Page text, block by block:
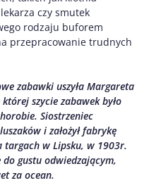
czy smutek
rodzaju buforem
przepracowanie trudnych
zabawki uszyła Margareta
szycie zabawek było
Siostrzeniec
i założył fabrykę
targach w Lipsku, w 1903r.
do gustu odwiedzającym,
za ocean.